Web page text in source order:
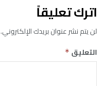
اترك تعليقاً
لن يتم نشر عنوان بريدك الإلكتروني.
التعليق *